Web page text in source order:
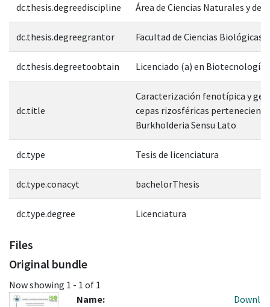
dc.thesis.degreediscipline Área de Ciencias Naturales y de
dc.thesis.degreegrantor Facultad de Ciencias Biológicas
dc.thesis.degreetoobtain Licenciado (a) en Biotecnología
dc.title
Caracterización fenotípica y
cepas rizosféricas
Burkholderia Sensu Lato
dc.type Tesis de licenciatura
dc.type.conacyt bachelorThesis
dc.type.degree Licenciatura
Files
Original bundle
Now showing 1 - 1 of 1
Name:
Downl